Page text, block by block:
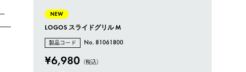
NEW
LOGOS スライドグリル M
製品コード No. 81061800
¥6,980（税込）